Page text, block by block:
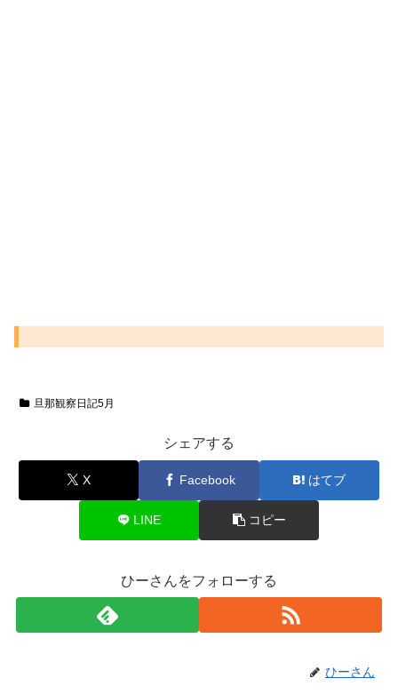
旦那観察日記5月
シェアする
X Facebook はてブ
LINE コピー
ひーさんをフォローする
ひーさん